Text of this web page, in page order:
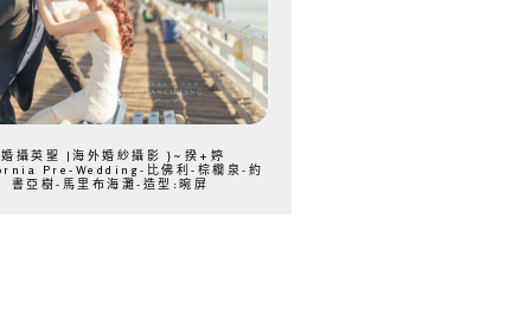
攝英聖 |海外婚紗攝影 }~揆+婷
Pre-Wedding-比佛利-棕櫚泉-約
書亞樹-馬里布海灘-造型:晼屏